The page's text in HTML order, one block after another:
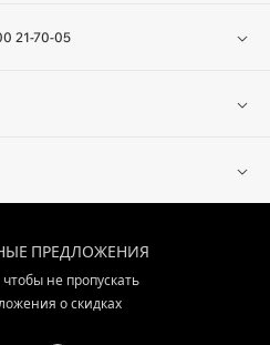
21-70-05
ПРЕДЛОЖЕНИЯ
не пропускать
о скидках